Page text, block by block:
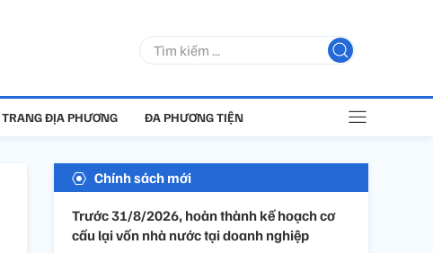
TRANG ĐỊA PHƯƠNG ĐA PHƯƠNG TIỆN
Chính sách mới
Trước 31/8/2026, hoàn thành kế hoạch cơ
cấu lại vốn nhà nước tại doanh nghiệp